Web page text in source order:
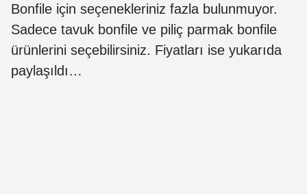
Bonfile için seçenekleriniz fazla bulunmuyor.
Sadece tavuk bonfile ve piliç parmak bonfile
ürünlerini seçebilirsiniz. Fiyatları ise yukarıda
paylaşıldı…